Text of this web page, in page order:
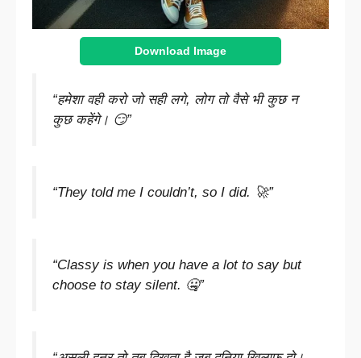
Download Image
“हमेशा वही करो जो सही लगे, लोग तो वैसे भी कुछ न
कुछ कहेंगे। 😏”
“They told me I couldn’t, so I did. 🚀”
“Classy is when you have a lot to say but
choose to stay silent. 🤐”